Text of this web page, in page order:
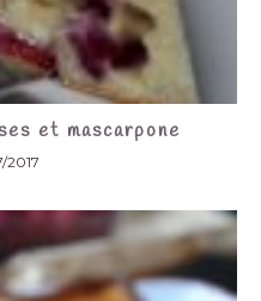
et mascarpone
2017